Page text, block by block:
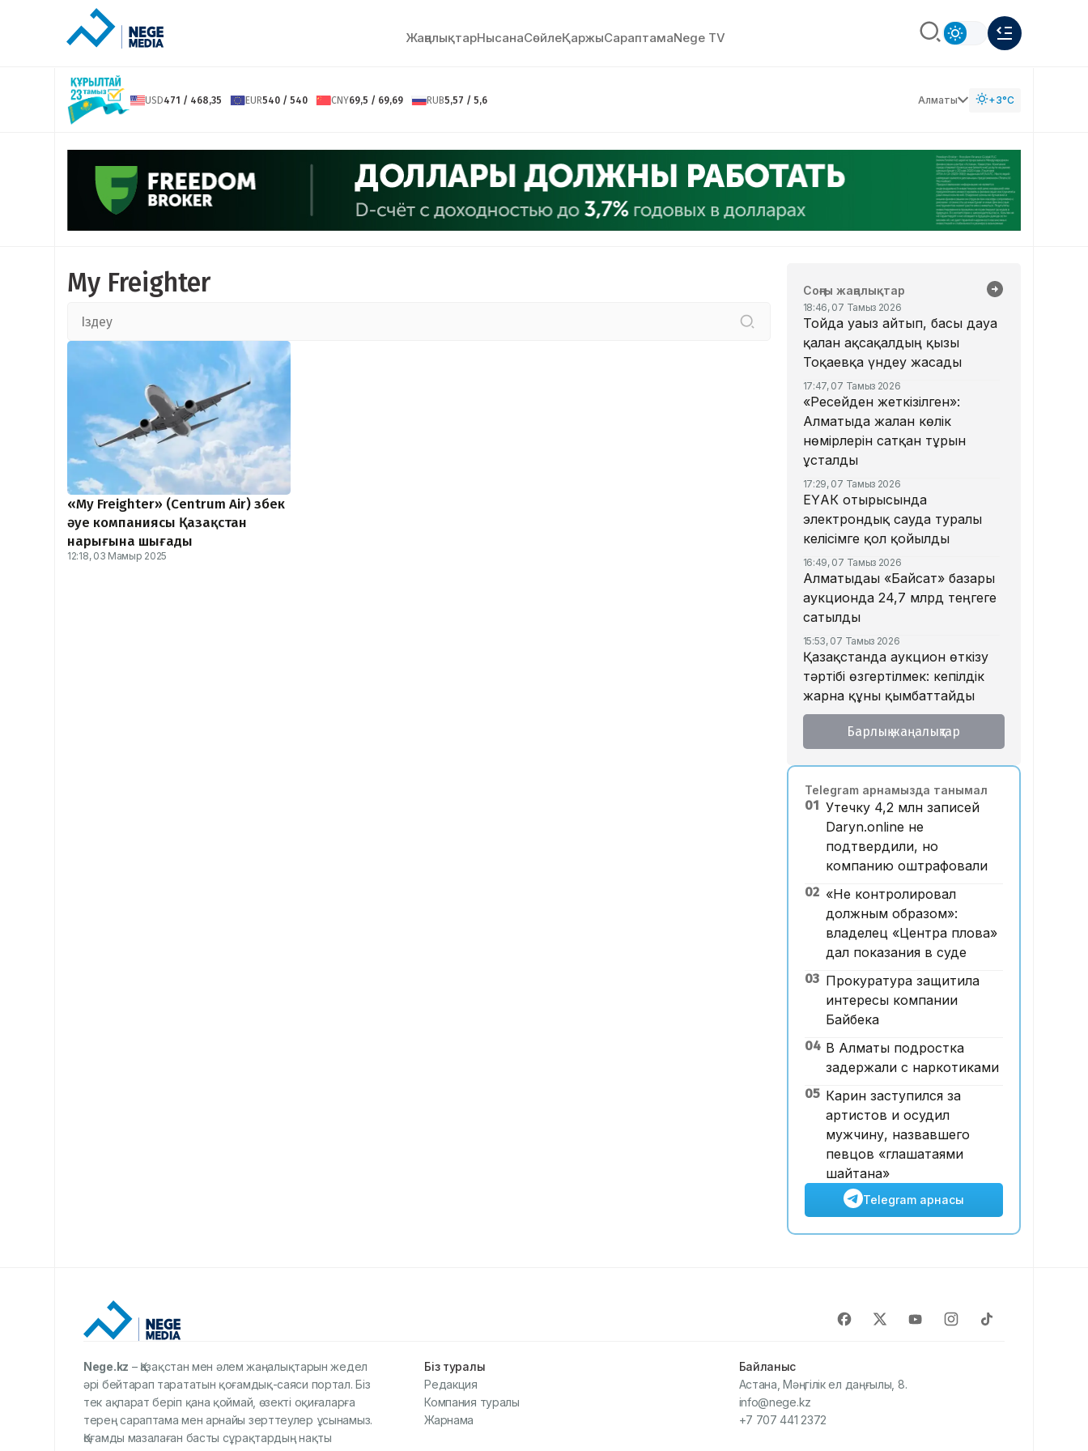
ЖаңалықтарНысанаСөйлeҚаржыСараптамаNege TV
USD471 / 468,35 EUR540 / 540 CNY69,5 / 69,69 RUB5,57 / 5,6 Алматы +3°C
My Freighter
«My Freighter» (Centrum Air) өзбек
әуе компаниясы Қазақстан
нарығына шығады
12:18, 03 Мамыр 2025
Соңғы жаңалықтар
18:46, 07 Тамыз 2026
Тойда уағыз айтып, басы дауға
қалған ақсақалдың қызы
Тоқаевқа үндеу жасады
17:47, 07 Тамыз 2026
«Ресейден жеткізілген»:
Алматыда жалған көлік
нөмірлерін сатқан тұрғын
ұсталды
17:29, 07 Тамыз 2026
ЕҮАК отырысында
электрондық сауда туралы
келісімге қол қойылды
16:49, 07 Тамыз 2026
Алматыдағы «Байсат» базары
аукционда 24,7 млрд теңгеге
сатылды
15:53, 07 Тамыз 2026
Қазақстанда аукцион өткізу
тәртібі өзгертілмек: кепілдік
жарна құны қымбаттайды
Барлық жаңалықтар
Telegram арнамызда танымал
01 Утечку 4,2 млн записей
Daryn.online не
подтвердили, но
компанию оштрафовали
02 «Не контролировал
должным образом»:
владелец «Центра плова»
дал показания в суде
03 Прокуратура защитила
интересы компании
Байбека
04 В Алматы подростка
задержали с наркотиками
05 Карин заступился за
артистов и осудил
мужчину, назвавшего
певцов «глашатаями
шайтана»
Telegram арнасы
Nege.kz – Қазақстан мен әлем жаңалықтарын жедел
әрі бейтарап тарататын қоғамдық-саяси портал. Біз
тек ақпарат беріп қана қоймай, өзекті оқиғаларға
терең сараптама мен арнайы зерттеулер ұсынамыз.
Қоғамды мазалаған басты сұрақтардың нақты
Біз туралы
Редакция
Компания туралы
Жарнама
Байланыс
Астана, Мәңгілік ел даңғылы, 8.
info@nege.kz
+7 707 441 2372